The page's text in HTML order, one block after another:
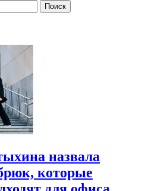
назвала
которые